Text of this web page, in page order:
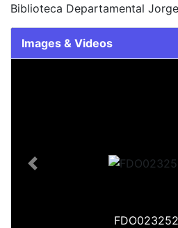
Biblioteca Departamental
Images & Videos
Previous